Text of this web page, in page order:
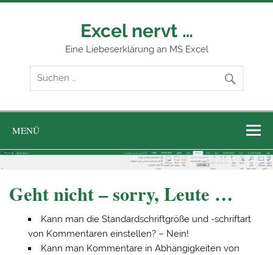
Zum
Excel nervt …
Eine Liebeserklärung an MS Excel
MENÜ
Geht nicht – sorry, Leute …
Kann man die Standardschriftgröße und -schriftart
von Kommentaren einstellen? – Nein!
Kann man Kommentare in Abhängigkeiten von